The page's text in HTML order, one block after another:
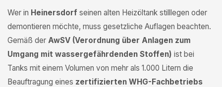
Wer in Heinersdorf seinen alten Heizöltank stilllegen oder
demontieren möchte, muss gesetzliche Auflagen beachten.
Gemäß der AwSV (Verordnung über Anlagen zum
Umgang mit wassergefährdenden Stoffen) ist bei
Tanks mit einem Volumen von mehr als 1.000 Litern die
Beauftragung eines zertifizierten WHG-Fachbetriebs